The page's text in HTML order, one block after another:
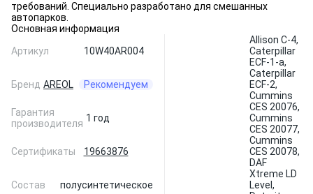
требований. Специально разработано для смешанных
автопарков.
Основная информация
Артикул
10W40AR004
Бренд AREOL Рекомендуем
Гарантия
производителя 1 год
Сертификаты 19663876
Состав полусинтетическое
Allison C-4,
Caterpillar
ECF-1-a,
Caterpillar
ECF-2,
Cummins
CES 20076,
Cummins
CES 20077,
Cummins
CES 20078,
DAF
Xtreme LD
Level,